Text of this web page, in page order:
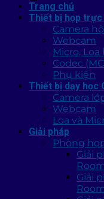
Trang chủ
Thiết bị họp trực
Camera
Webcam
Micro,
Codec
Phụ kiện
Thiết bị dạy học
Camera
Webcam
Loa và
Giải pháp
Phòng
Giải
Giải